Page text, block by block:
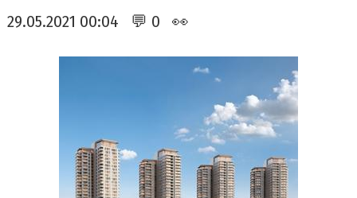
29.05.2021 00:04 💬 0 👀